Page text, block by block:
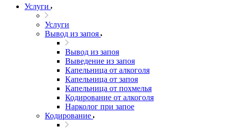
Услуги
Услуги
Вывод из запоя
Вывод из запоя
Выведение из запоя
Капельница от алкоголя
Капельница от запоя
Капельница от похмелья
Кодирование от алкоголя
Нарколог при запое
Кодирование